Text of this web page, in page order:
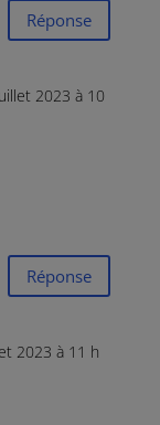
Réponse
2023 à 10
Réponse
2023 à 11 h